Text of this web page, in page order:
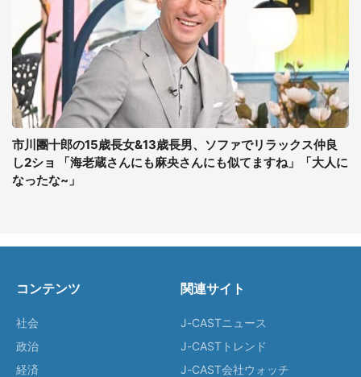
市川團十郎の15歳長女&13歳長男、ソファでリラックス仲良
し2ショ 「海老蔵さんにも麻央さんにも似てますね」「大人に
なったな~」
コンテンツ
社会
政治
経済
関連サイト
J-CASTニュース
J-CASTトレンド
J-CAST会社ウォッチ